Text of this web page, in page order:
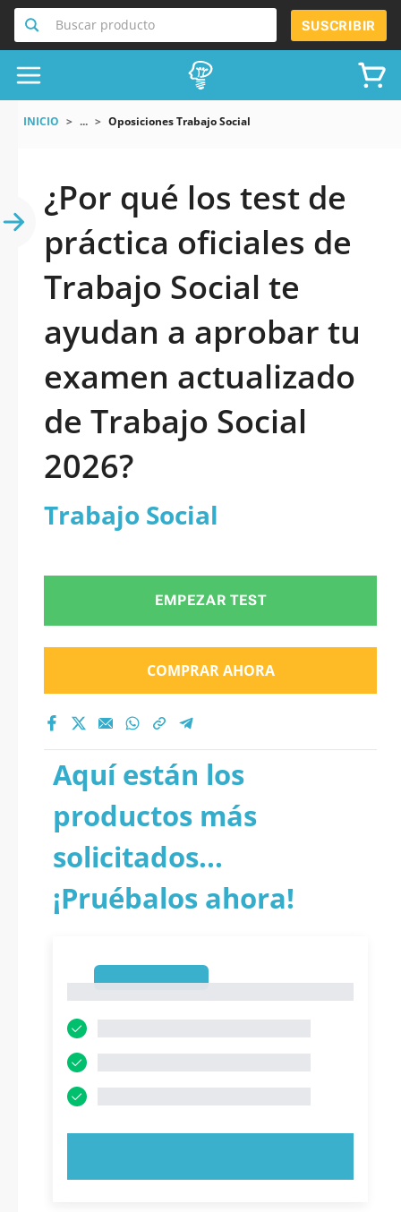
Buscar producto SUSCRIBIR
INICIO ... Oposiciones Trabajo Social
¿Por qué los test de
práctica oficiales de
Trabajo Social te
ayudan a aprobar tu
examen actualizado
de Trabajo Social
2026?
Trabajo Social
EMPEZAR TEST
COMPRAR AHORA
Aquí están los
productos más
solicitados...
¡Pruébalos ahora!